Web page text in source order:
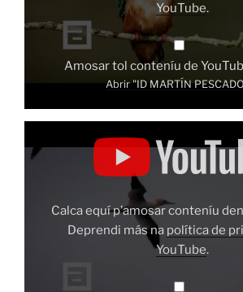
YouTube.
Amosar tol conteníu de
Abrir "ID MARTÍN
Amosar
MAZCATO"
dende
Calca equí p’amosar conteníu
Deprendi más na política de
YouTube.